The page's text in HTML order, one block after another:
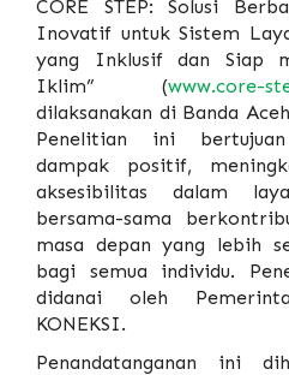
CORE STEP: Solusi
Inovatif untuk Sistem
yang Inklusif dan Siap
Iklim” (www.core-
dilaksanakan di Banda
Penelitian ini
dampak positif,
aksesibilitas dalam
bersama-sama
masa depan yang lebih
bagi semua individu.
didanai oleh
KONEKSI.
Penandatanganan ini